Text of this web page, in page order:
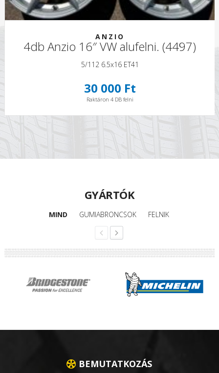
ANZIO
4db Anzio 16″ VW alufelni. (4497)
5/112 6.5x16 ET41
30 000 Ft
Raktáron 4 DB felni
GYÁRTÓK
MIND GUMIABRONCSOK FELNIK
BEMUTATKOZÁS